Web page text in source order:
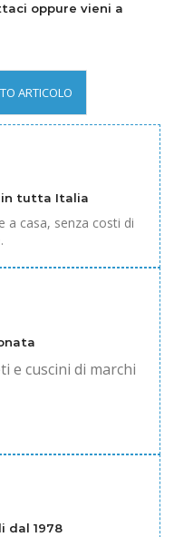
oppure vieni a
ARTICOLO
in tutta Italia
a casa, senza costi di
e cuscini di marchi
dal 1978